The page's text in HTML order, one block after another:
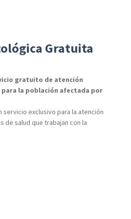
Gratuita
gratuito de atención
la población afectada por
servicio exclusivo para la atención
de salud que trabajan con la